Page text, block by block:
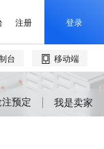
注预定 我是卖家